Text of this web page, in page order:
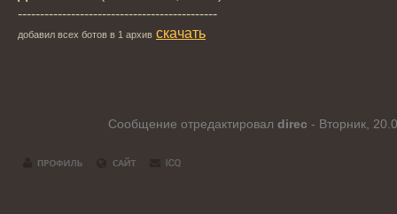
---------------------------------------------
добавил всех ботов в 1 архив скачать
Сообщение отредактировал direc - Вторник,